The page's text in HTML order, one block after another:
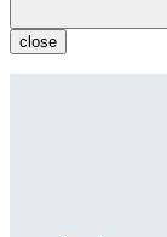
close